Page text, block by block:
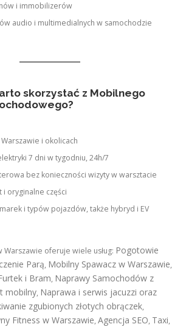
i immobilizerów
audio i multimedialnych w samochodzie
skorzystać z Mobilnego
i okolicach
7 dni w tygodniu, 24h/7
bez konieczności wizyty w warsztacie
oryginalne części
i typów pojazdów, także hybryd i EV
Warszawie oferuje wiele usług: Pogotowie
Parą, Mobilny Spawacz w Warszawie,
i Bram, Naprawy Samochodów z
mobilny, Naprawa i serwis jacuzzi oraz
zgubionych złotych obrączek,
Fitness w Warszawie, Agencja SEO, Taxi,